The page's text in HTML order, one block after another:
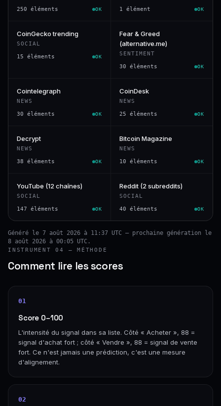
250 éléments OK 1 élément OK
CoinGecko trending
SOCIAL
15 éléments OK
Fear & Greed
(alternative.me)
SENTIMENT
30 éléments OK
Cointelegraph
NEWS
30 éléments OK
CoinDesk
NEWS
25 éléments OK
Decrypt
NEWS
38 éléments OK
Bitcoin Magazine
NEWS
10 éléments OK
YouTube (12 chaînes)
SOCIAL
147 éléments OK
Reddit (2 subreddits)
SOCIAL
40 éléments OK
Généré le 7 août 2026 à 11:37 UTC — prochaine génération le
8 août 2026 à 00:05 UTC.
INSTRUMENT 04 — MÉTHODE
Comment lire les scores
01
Score 0–100
L'intensité du signal dans sa liste. Côté « Acheter », 88 =
signal d'achat fort ; côté « Vendre », 88 = signal de vente
fort. Ce n'est jamais une prédiction, c'est une mesure
d'alignement.
02